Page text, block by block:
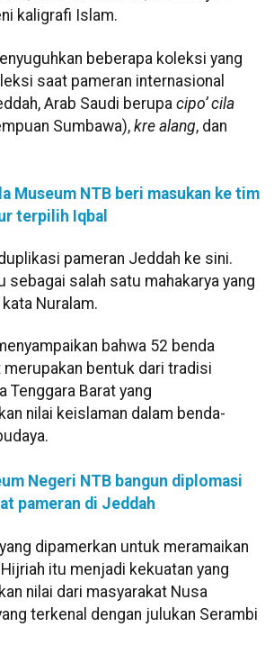
kaligrafi Islam.
beberapa koleksi yang
saat pameran internasional
Arab Saudi berupa cipo’ cila
Sumbawa), kre alang, dan
Museum NTB beri masukan ke tim
terpilih Iqbal
pameran Jeddah ke sini.
sebagai salah satu mahakarya yang
Nuralam.
bahwa 52 benda
bentuk dari tradisi
Tenggara Barat yang
nilai keislaman dalam benda-
Negeri NTB bangun diplomasi
pameran di Jeddah
dipamerkan untuk meramaikan
itu menjadi kekuatan yang
nilai dari masyarakat Nusa
terkenal dengan julukan Serambi